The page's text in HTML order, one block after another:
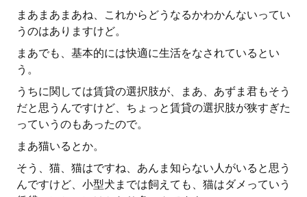
まあまあまあね、これからどうなるかわかんないってい
うのはありますけど。
まあでも、基本的には快適に生活をなされているとい
う。
うちに関しては賃貸の選択肢が、まあ、あずま君もそう
だと思うんですけど、ちょっと賃貸の選択肢が狭すぎた
っていうのもあったので。
まあ猫いるとか。
そう、猫、猫はですね、あんま知らない人がいると思う
んですけど、小型犬までは飼えても、猫はダメっていう